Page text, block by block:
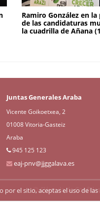
Ramiro González en
de las candidaturas
la cuadrilla de Añana
Juntas Generales Araba
Vicente Goikoetxea, 2
01008 Vitoria-Gasteiz
Araba
945 125 123
eaj-pnv@jjggalava.es
Cláusula de
el sitio, aceptas el uso de